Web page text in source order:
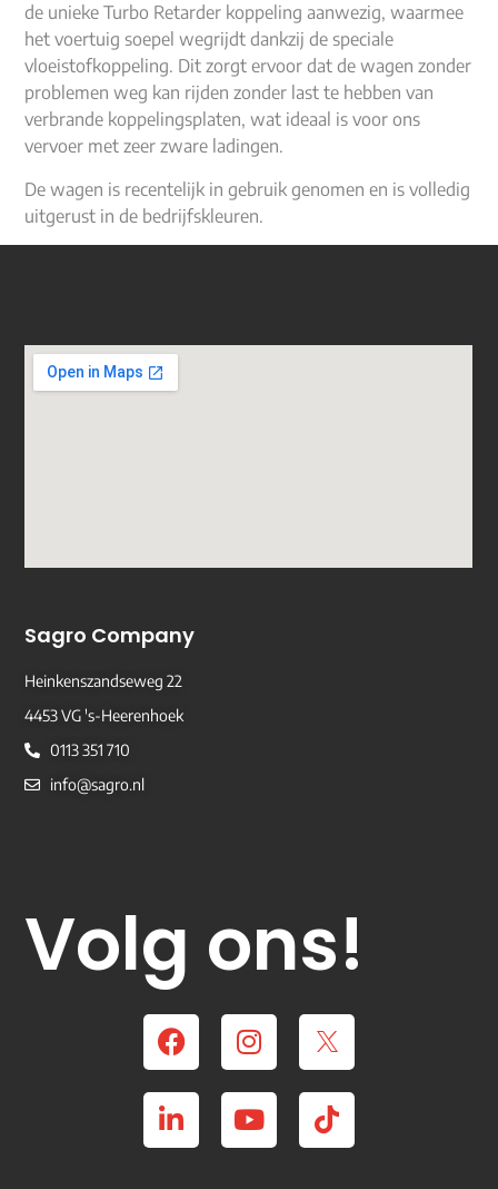
de unieke Turbo Retarder koppeling aanwezig, waarmee
het voertuig soepel wegrijdt dankzij de speciale
vloeistofkoppeling. Dit zorgt ervoor dat de wagen zonder
problemen weg kan rijden zonder last te hebben van
verbrande koppelingsplaten, wat ideaal is voor ons
vervoer met zeer zware ladingen.
De wagen is recentelijk in gebruik genomen en is volledig
uitgerust in de bedrijfskleuren.
Volg ons!
Sagro Company
Heinkenszandseweg 22
4453 VG 's-Heerenhoek
0113 351 710
info@sagro.nl